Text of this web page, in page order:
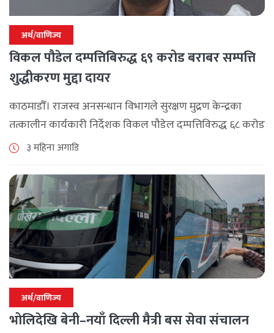
अर्थ/वाणिज्य
विकल पौडेल दम्पत्तिबिरुद्ध ६९ करोड बराबर सम्पत्ति
शुद्धीकरण मुद्दा दायर
काठमाडौँ। राजस्व अनसन्धान विभागले सुरक्षण मुद्रण केन्द्रका
तत्कालीन कार्यकारी निर्देशक विकल पौडेल दम्पत्तिविरुद्ध ६८ करोड
९४ लाख ६५ हजार रुपैयाँ बराबर बिगो दाबी गर्दै सम्पत्ति शुद्धीकरण
३ महिना अगाडि
अर्थ/वाणिज्य
भोलिदेखि बेनी–नयाँ दिल्ली मैत्री बस सेवा संचालन